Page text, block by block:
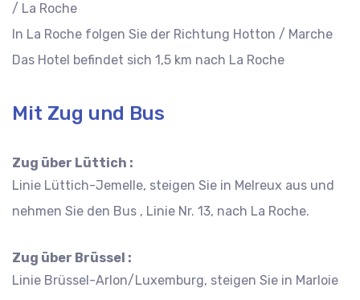
/ La Roche
In La Roche folgen Sie der Richtung Hotton / Marche
Das Hotel befindet sich 1,5 km nach La Roche
Mit Zug und Bus
Zug über Lüttich :
Linie Lüttich-Jemelle, steigen Sie in Melreux aus und
nehmen Sie den Bus , Linie Nr. 13, nach La Roche.
Zug über Brüssel :
Linie Brüssel-Arlon/Luxemburg, steigen Sie in Marloie